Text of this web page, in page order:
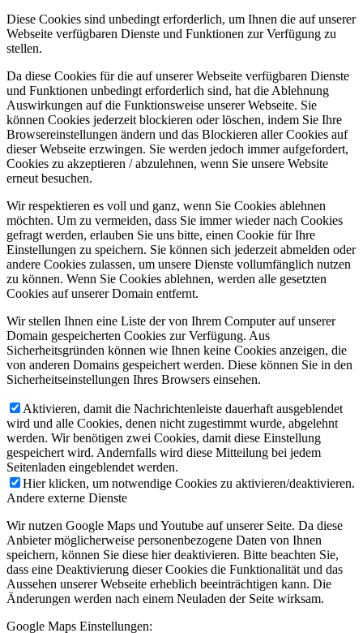
Diese Cookies sind unbedingt erforderlich, um Ihnen die auf unserer
Webseite verfügbaren Dienste und Funktionen zur Verfügung zu
stellen.
Da diese Cookies für die auf unserer Webseite verfügbaren Dienste
und Funktionen unbedingt erforderlich sind, hat die Ablehnung
Auswirkungen auf die Funktionsweise unserer Webseite. Sie
können Cookies jederzeit blockieren oder löschen, indem Sie Ihre
Browsereinstellungen ändern und das Blockieren aller Cookies auf
dieser Webseite erzwingen. Sie werden jedoch immer aufgefordert,
Cookies zu akzeptieren / abzulehnen, wenn Sie unsere Website
erneut besuchen.
Wir respektieren es voll und ganz, wenn Sie Cookies ablehnen
möchten. Um zu vermeiden, dass Sie immer wieder nach Cookies
gefragt werden, erlauben Sie uns bitte, einen Cookie für Ihre
Einstellungen zu speichern. Sie können sich jederzeit abmelden oder
andere Cookies zulassen, um unsere Dienste vollumfänglich nutzen
zu können. Wenn Sie Cookies ablehnen, werden alle gesetzten
Cookies auf unserer Domain entfernt.
Wir stellen Ihnen eine Liste der von Ihrem Computer auf unserer
Domain gespeicherten Cookies zur Verfügung. Aus
Sicherheitsgründen können wie Ihnen keine Cookies anzeigen, die
von anderen Domains gespeichert werden. Diese können Sie in den
Sicherheitseinstellungen Ihres Browsers einsehen.
Aktivieren, damit die Nachrichtenleiste dauerhaft ausgeblendet
wird und alle Cookies, denen nicht zugestimmt wurde, abgelehnt
werden. Wir benötigen zwei Cookies, damit diese Einstellung
gespeichert wird. Andernfalls wird diese Mitteilung bei jedem
Seitenladen eingeblendet werden.
Hier klicken, um notwendige Cookies zu aktivieren/deaktivieren.
Andere externe Dienste
Wir nutzen Google Maps und Youtube auf unserer Seite. Da diese
Anbieter möglicherweise personenbezogene Daten von Ihnen
speichern, können Sie diese hier deaktivieren. Bitte beachten Sie,
dass eine Deaktivierung dieser Cookies die Funktionalität und das
Aussehen unserer Webseite erheblich beeinträchtigen kann. Die
Änderungen werden nach einem Neuladen der Seite wirksam.
Google Maps Einstellungen: